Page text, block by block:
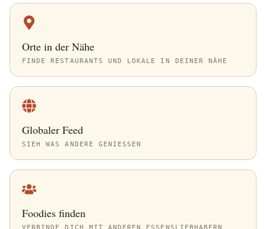
Orte in der Nähe
FINDE RESTAURANTS UND LOKALE IN DEINER NÄHE
Globaler Feed
SIEH WAS ANDERE GENIESSEN
Foodies finden
VERBINDE DICH MIT ANDEREN ESSENSLIEBHABERN